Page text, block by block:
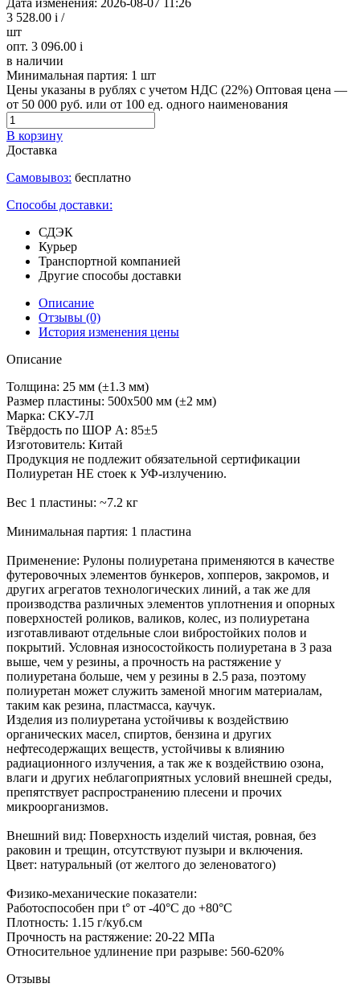
3 528.00 i /
шт
опт. 3 096.00 i
в наличии
Минимальная партия: 1 шт
Цены указаны в рублях с учетом НДС (22%) Оптовая цена —
от 50 000 руб. или от 100 ед. одного наименования
В корзину
Доставка
Самовывоз: бесплатно
Способы доставки:
СДЭК
Курьер
Транспортной компанией
Другие способы доставки
Описание
Отзывы (0)
История изменения цены
Описание
Толщина: 25 мм (±1.3 мм)
Размер пластины: 500х500 мм (±2 мм)
Марка: СКУ-7Л
Твёрдость по ШОР А: 85±5
Изготовитель: Китай
Продукция не подлежит обязательной сертификации
Полиуретан НЕ стоек к УФ-излучению.
Вес 1 пластины: ~7.2 кг
Минимальная партия: 1 пластина
Применение: Рулоны полиуретана применяются в качестве
футеровочных элементов бункеров, хопперов, закромов, и
других агрегатов технологических линий, а так же для
производства различных элементов уплотнения и опорных
поверхностей роликов, валиков, колес, из полиуретана
изготавливают отдельные слои вибростойких полов и
покрытий. Условная износостойкость полиуретана в 3 раза
выше, чем у резины, а прочность на растяжение у
полиуретана больше, чем у резины в 2.5 раза, поэтому
полиуретан может служить заменой многим материалам,
таким как резина, пластмасса, каучук.
Изделия из полиуретана устойчивы к воздействию
органических масел, спиртов, бензина и других
нефтесодержащих веществ, устойчивы к влиянию
радиационного излучения, а так же к воздействию озона,
влаги и других неблагоприятных условий внешней среды,
препятствует распространению плесени и прочих
микроорганизмов.
Внешний вид: Поверхность изделий чистая, ровная, без
раковин и трещин, отсутствуют пузыри и включения.
Цвет: натуральный (от желтого до зеленоватого)
Физико-механические показатели:
Работоспособен при t° от -40°C до +80°C
Плотность: 1.15 г/куб.см
Прочность на растяжение: 20-22 МПа
Относительное удлинение при разрыве: 560-620%
Отзывы